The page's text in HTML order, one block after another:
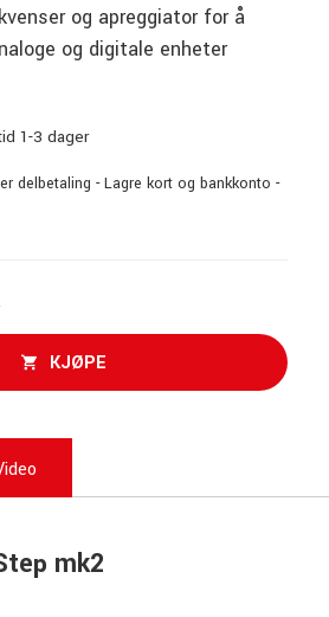
og apreggiator for å
og digitale enheter
1-3 dager
delbetaling - Lagre kort og bankkonto -
KJØPE
mk2